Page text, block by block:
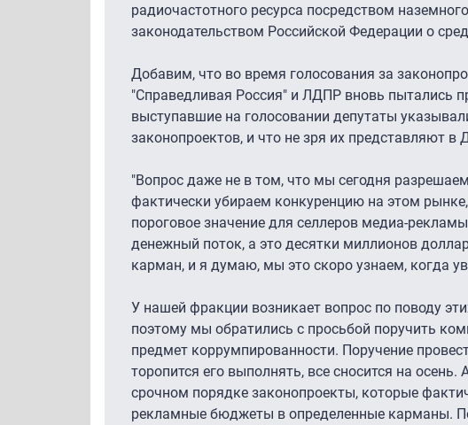
радиочастотного ресурса посредством
законодательством Российской Федерации о
Добавим, что во время голосования за
"Справедливая Россия" и ЛДПР вновь пытались
выступавшие на голосовании депутаты
законопроектов, и что не зря их представляют в
"Вопрос даже не в том, что мы сегодня
фактически убираем конкуренцию на этом
пороговое значение для селлеров медиа-
денежный поток, а это десятки миллионов
карман, и я думаю, мы это скоро узнаем, когда
У нашей фракции возникает вопрос по поводу
поэтому мы обратились с просьбой поручить
предмет коррумпированности. Поручение
торопится его выполнять, все сносится на
срочном порядке законопроекты, которые
рекламные бюджеты в определенные карманы.